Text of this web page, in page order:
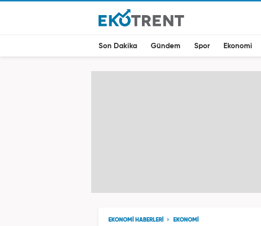
Son Dakika Gündem Spor Ekonomi
EKONOMİ HABERLERİ EKONOMİ